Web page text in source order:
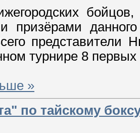
призёрами
представители
турнире 8 первых
»
по тайскому